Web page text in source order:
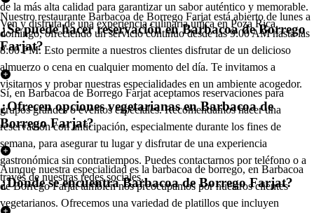
de la más alta calidad para garantizar un sabor auténtico y memorable.
Ven y disfruta de una experiencia culinaria única en Poza Rica.
Nuestro restaurante Barbacoa de Borrego Farjat está abierto de lunes a
domingo, ofreciendo un servicio continuo desde las 9:00 AM hasta las
8:00 PM. Esto permite a nuestros clientes disfrutar de un delicioso
almuerzo o cena en cualquier momento del día. Te invitamos a
visitarnos y probar nuestras especialidades en un ambiente acogedor.
¿Se puede hacer reservación en Barbacoa de Borrego
Farjat?
Sí, en Barbacoa de Borrego Farjat aceptamos reservaciones para
grupos grandes o eventos especiales. Recomendamos hacer una
reservación con anticipación, especialmente durante los fines de
semana, para asegurar tu lugar y disfrutar de una experiencia
gastronómica sin contratiempos. Puedes contactarnos por teléfono o a
través de nuestras redes sociales.
¿Ofrecen opciones vegetarianas en Barbacoa de
Borrego Farjat?
Aunque nuestra especialidad es la barbacoa de borrego, en Barbacoa
de Borrego Farjat también nos preocupamos por nuestros clientes
vegetarianos. Ofrecemos una variedad de platillos que incluyen
¿Dónde se encuentra Barbacoa de Borrego Farjat?